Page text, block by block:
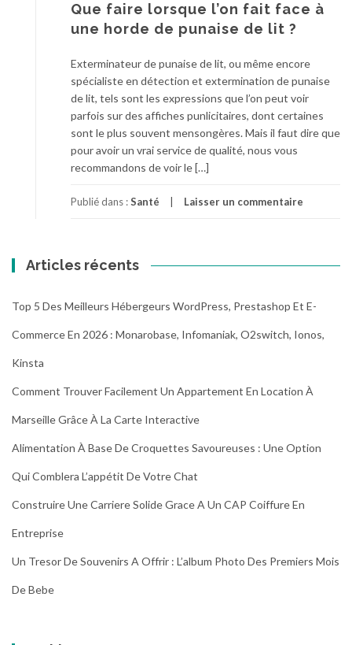
Que faire lorsque l’on fait face à
une horde de punaise de lit ?
Exterminateur de punaise de lit, ou même encore
spécialiste en détection et extermination de punaise
de lit, tels sont les expressions que l’on peut voir
parfois sur des affiches punlicitaires, dont certaines
sont le plus souvent mensongères. Mais il faut dire que
pour avoir un vrai service de qualité, nous vous
recommandons de voir le […]
Publié dans :Santé Laisser un commentaire
Articles récents
Top 5 Des Meilleurs Hébergeurs WordPress, Prestashop Et E-
Commerce En 2026 : Monarobase, Infomaniak, O2switch, Ionos,
Kinsta
Comment Trouver Facilement Un Appartement En Location À
Marseille Grâce À La Carte Interactive
Alimentation À Base De Croquettes Savoureuses : Une Option
Qui Comblera L’appétit De Votre Chat
Construire Une Carriere Solide Grace A Un CAP Coiffure En
Entreprise
Un Tresor De Souvenirs A Offrir : L’album Photo Des Premiers Mois
De Bebe